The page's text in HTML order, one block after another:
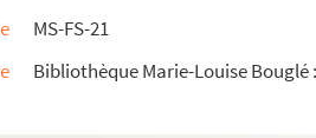
MS-FS-21
Bibliothèque Marie-Louise
de famille